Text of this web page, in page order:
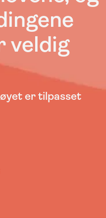
veldig
er tilpasset